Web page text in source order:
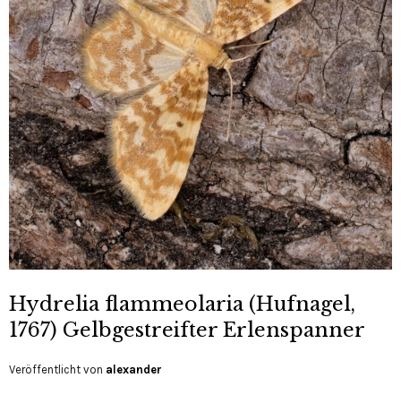
Hydrelia flammeolaria (Hufnagel,
1767) Gelbgestreifter Erlenspanner
Veröffentlicht von alexander